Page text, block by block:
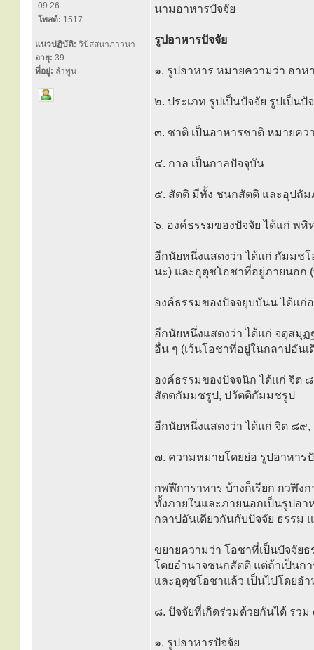
09:26
โพสต์: 1517
แนวปฏิบัติ: วิปัสสนาภาวนา
อายุ: 39
ที่อยู่: ลำพูน
นามอาหารปัจจัย
รูปอาหารปัจจัย
๑. รูปอาหาร หมายความว่า อา
๒. ประเภท รูปเป็นปัจจัย รูปเป็นปั
๓. ชาติ เป็นอาหารชาติ หมายคว
๔. กาล เป็นกาลปัจจุบัน
๕. สัตติ มีทั้ง ชนกสัตติ และอุปถั
๖. องค์ธรรมของปัจจัย ได้แก่ พหิ
อีกนัยหนึ่งแสดงว่า ได้แก่ กัมมช
นะ) และอุตุชโอชาที่อยู่ภายนอก
องค์ธรรมของปัจจยุบบันน ได้แก่
อีกนัยหนึ่งแสดงว่า ได้แก่ จตุสมุ
อื่น ๆ (เว้นโอชาที่อยู่ในกลาปอันเ
องค์ธรรมของปัจจนิก ได้แก่ จิต
สัตตกัมมชรูป, ปวัตติกัมมชรูป
อีกนัยหนึ่งแสดงว่า ได้แก่ จิต ๘๙
๗. ความหมายโดยย่อ รูปอาหาร
กพฬีการาหาร บ้างก็เรียก กวฬิง
ทั้งภายในและภายนอกเป็นรูปอ
กลาปอันเดียวกันกับปัจจัย ธรรม
ขยายความว่า โอชาที่เป็นปัจจัย
โดยอำนาจชนกสัตติ แต่ถ้าเป็นก
และอุตุชโอชาแล้ว เป็นไปโดยอ
๘. ปัจจัยที่เกิดร่วมด้วยกันได้ รวม
๑. รูปอาหารปัจจัย